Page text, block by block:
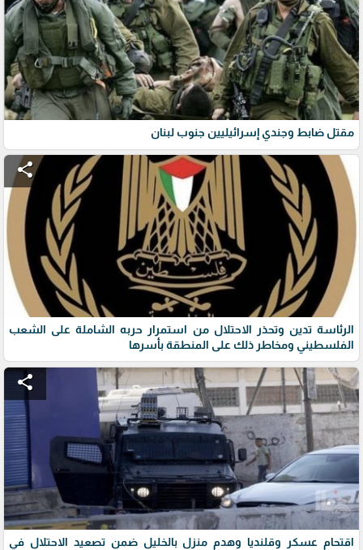
مقتل ضابط وجندي إسرائيليين جنوب لبنان
share
الرئاسة تدين وتحذر الاحتلال من استمرار حربه الشاملة على الشعب
الفلسطيني ومخاطر ذلك على المنطقة بأسرها
share
اقتحام عسكر وقلنديا وهدم منزل بالخليل ضمن تصعيد الاحتلال في